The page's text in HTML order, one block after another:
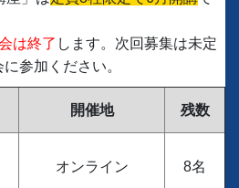
は終了 します。次回募集は未定
参加ください。
開催地 残数
オンライン 8名